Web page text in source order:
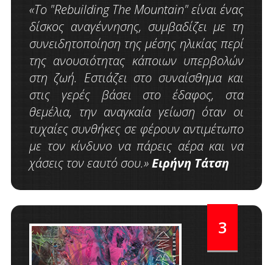
«Το "Rebuilding The Mountain" είναι ένας
δίσκος αναγέννησης, συμβαδίζει με τη
συνειδητοποίηση της μέσης ηλικίας περί
της ανουσιότητας κάποιων υπερβολών
στη ζωή. Εστιάζει στο συναίσθημα και
στις γερές βάσει στο έδαφος, στα
θεμέλια, την αναγκαία γείωση όταν οι
τυχαίες συνθήκες σε φέρουν αντιμέτωπο
με τον κίνδυνο να πάρεις αέρα και να
χάσεις τον εαυτό σου.»Ειρήνη Τάτση
3